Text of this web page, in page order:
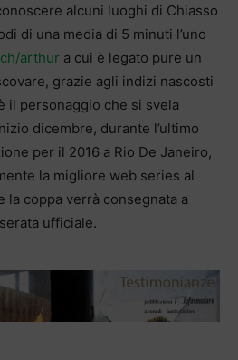
alcuni luoghi di Chiasso
di una media di 5 minuti l’uno
arthur a cui è legato pure un
grazie agli indizi nascosti
il personaggio che si svela
dicembre, durante l’ultimo
per il 2016 a Rio De Janeiro,
la migliore web series al
la coppa verrà consegnata a
ufficiale.